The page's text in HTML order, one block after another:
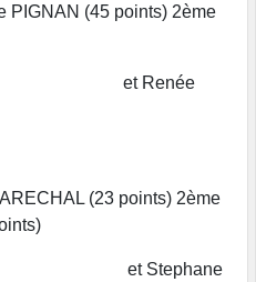
PIGNAN (45 points) 2ème
(23 points) 2ème